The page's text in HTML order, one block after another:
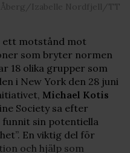
Åberg/Izabelle Nordfjell/TT
ett motstånd mot
som bryter normen
18 olika grupper som
i New York den 28 juni
Michael Kotis
Society sa efter
funnit sin potentiella
En viktig del för
och hjälp som